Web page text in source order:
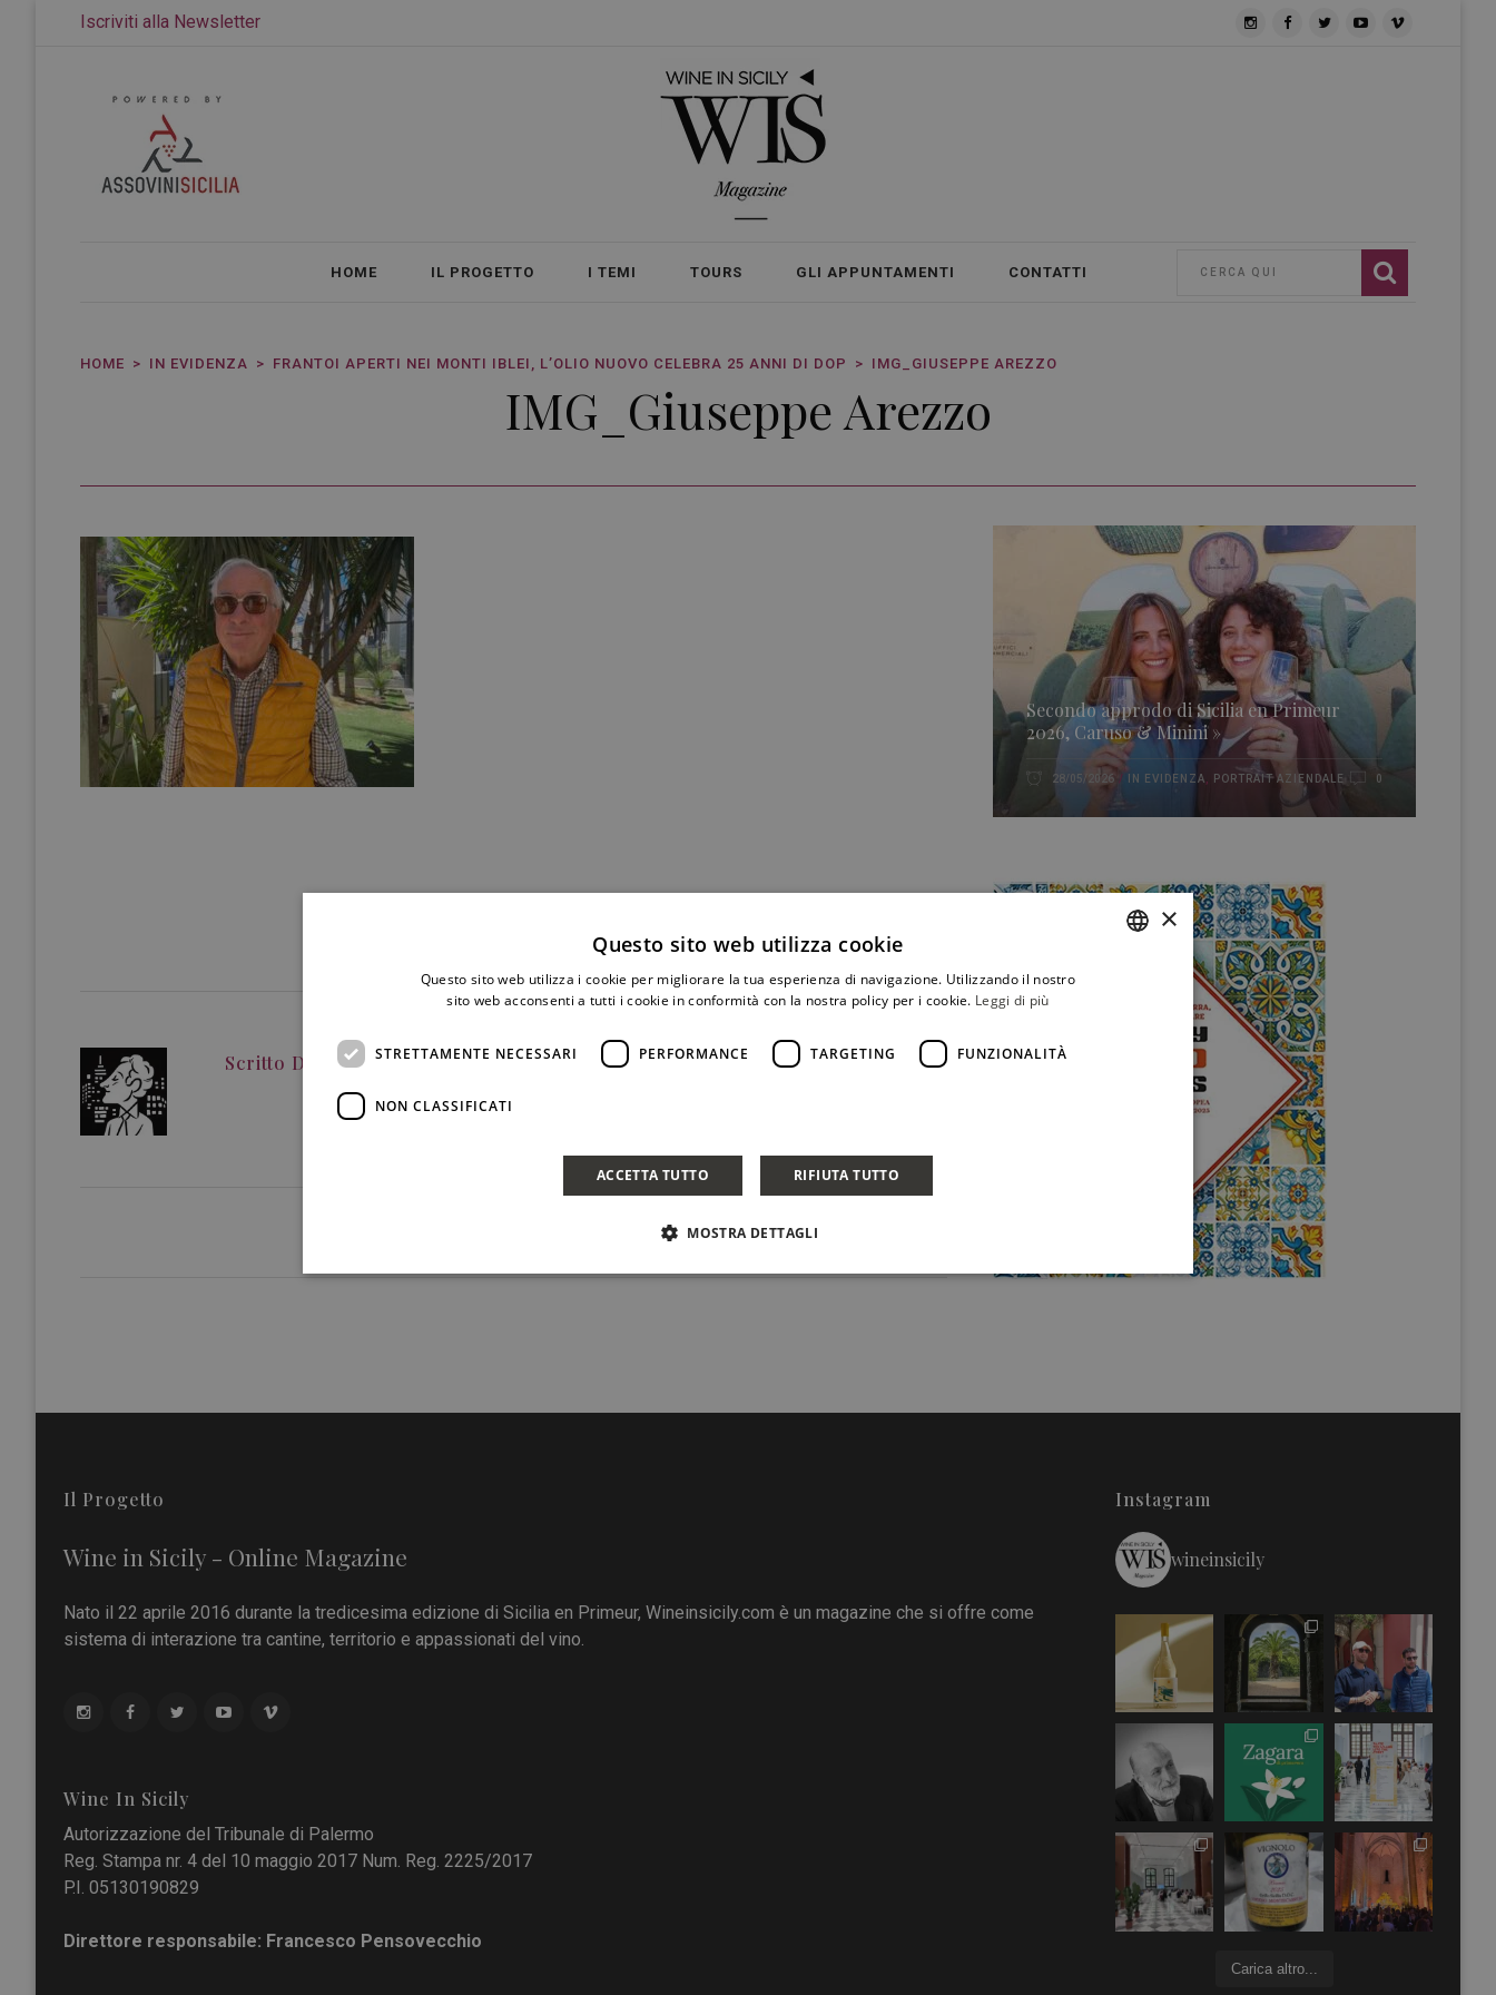
Iscriviti alla Newsletter
HOME IL PROGETTO I TEMI TOURS GLI APPUNTAMENTI CONTATTI
HOME IN EVIDENZA FRANTOI APERTI NEI MONTI IBLEI, L’OLIO NUOVO CELEBRA 25 ANNI DI DOP IMG_GIUSEPPE AREZZO
IMG_Giuseppe Arezzo
Scritto Da Redazione
Secondo approdo di Sicilia en Primeur
2026, Caruso & Minini »
28/05/2026 IN EVIDENZA PORTRAIT AZIENDALE 0
Il Progetto
Wine in Sicily - Online Magazine
Nato il 22 aprile 2016 durante la tredicesima edizione di Sicilia en Primeur, Wineinsicily.com è un magazine che si offre come
sistema di interazione tra cantine, territorio e appassionati del vino.
Wine In Sicily
Autorizzazione del Tribunale di Palermo
Reg. Stampa nr. 4 del 10 maggio 2017 Num. Reg. 2225/2017
P.I. 05130190829
Direttore responsabile: Francesco Pensovecchio
Instagram
wineinsicily
Carica altro...
×
Questo sito web utilizza cookie
Questo sito web utilizza i cookie per migliorare la tua esperienza di navigazione. Utilizzando il nostro
sito web acconsenti a tutti i cookie in conformità con la nostra policy per i cookie. Leggi di più
STRETTAMENTE NECESSARI PERFORMANCE TARGETING FUNZIONALITÀ
NON CLASSIFICATI
ACCETTA TUTTO RIFIUTA TUTTO
MOSTRA DETTAGLI